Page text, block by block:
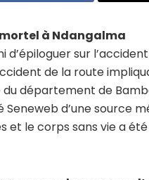
à Ndangalma
d’épiloguer sur
de la route
département de
d’une source
et le corps sans vie a